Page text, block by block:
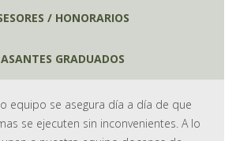
/ HONORARIOS
GRADUADOS
equipo se asegura día a día de que
se ejecuten sin inconvenientes. A lo